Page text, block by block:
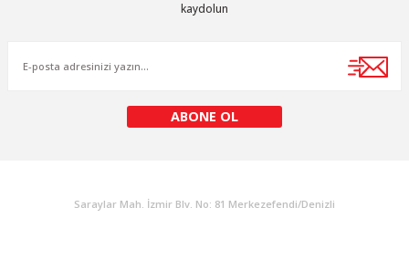
kaydolun
ABONE OL
Saraylar Mah. İzmir Blv. No: 81 Merkezefendi/Denizli